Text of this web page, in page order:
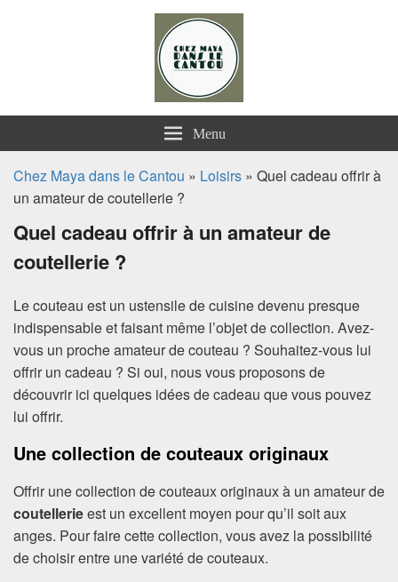
Chez Maya dans le Cantou
Menu
Chez Maya dans le Cantou » Loisirs » Quel cadeau offrir à
un amateur de coutellerie ?
Quel cadeau offrir à un amateur de
coutellerie ?
Le couteau est un ustensile de cuisine devenu presque
indispensable et faisant même l’objet de collection. Avez-
vous un proche amateur de couteau ? Souhaitez-vous lui
offrir un cadeau ? Si oui, nous vous proposons de
découvrir ici quelques idées de cadeau que vous pouvez
lui offrir.
Une collection de couteaux originaux
Offrir une collection de couteaux originaux à un amateur de
coutellerieest un excellent moyen pour qu’il soit aux
anges. Pour faire cette collection, vous avez la possibilité
de choisir entre une variété de couteaux.